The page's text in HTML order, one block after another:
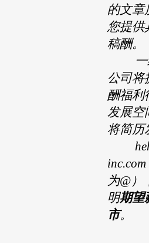
的文章
您提供
稿酬。
一经
公司将
酬福利
发展空
将简历
为@）
明期望
市。